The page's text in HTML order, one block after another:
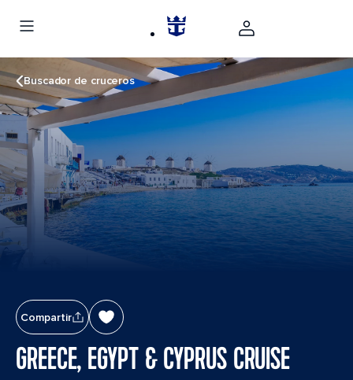
Buscador de cruceros
Compartir
GREECE, EGYPT & CYPRUS CRUISE